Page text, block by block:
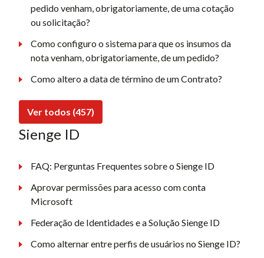
pedido venham, obrigatoriamente, de uma cotação
ou solicitação?
Como configuro o sistema para que os insumos da
nota venham, obrigatoriamente, de um pedido?
Como altero a data de término de um Contrato?
Ver todos (457)
Sienge ID
FAQ: Perguntas Frequentes sobre o Sienge ID
Aprovar permissões para acesso com conta
Microsoft
Federação de Identidades e a Solução Sienge ID
Como alternar entre perfis de usuários no Sienge ID?